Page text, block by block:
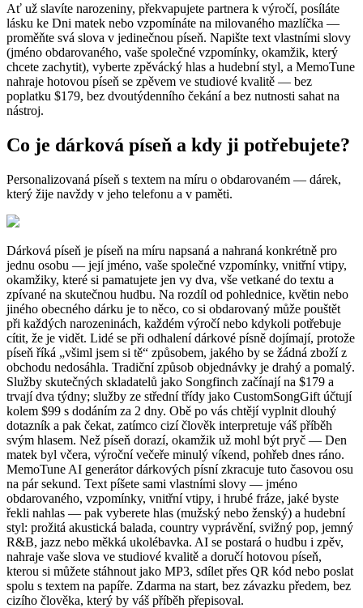
Ať už slavíte narozeniny, překvapujete partnera k výročí, posíláte
lásku ke Dni matek nebo vzpomínáte na milovaného mazlíčka —
proměňte svá slova v jedinečnou píseň. Napište text vlastními slovy
(jméno obdarovaného, vaše společné vzpomínky, okamžik, který
chcete zachytit), vyberte zpěvácký hlas a hudební styl, a MemoTune
nahraje hotovou píseň se zpěvem ve studiové kvalitě — bez
poplatku $179, bez dvoutýdenního čekání a bez nutnosti sahat na
nástroj.
Co je dárková píseň a kdy ji potřebujete?
Personalizovaná píseň s textem na míru o obdarovaném — dárek,
který žije navždy v jeho telefonu a v paměti.
Dárková píseň je píseň na míru napsaná a nahraná konkrétně pro
jednu osobu — její jméno, vaše společné vzpomínky, vnitřní vtipy,
okamžiky, které si pamatujete jen vy dva, vše vetkané do textu a
zpívané na skutečnou hudbu. Na rozdíl od pohlednice, květin nebo
jiného obecného dárku je to něco, co si obdarovaný může pouštět
při každých narozeninách, každém výročí nebo kdykoli potřebuje
cítit, že je vidět. Lidé se při odhalení dárkové písně dojímají, protože
píseň říká „všiml jsem si tě“ způsobem, jakého by se žádná zboží z
obchodu nedosáhla. Tradiční způsob objednávky je drahý a pomalý.
Služby skutečných skladatelů jako Songfinch začínají na $179 a
trvají dva týdny; služby ze střední třídy jako CustomSongGift účtují
kolem $99 s dodáním za 2 dny. Obě po vás chtějí vyplnit dlouhý
dotazník a pak čekat, zatímco cizí člověk interpretuje váš příběh
svým hlasem. Než píseň dorazí, okamžik už mohl být pryč — Den
matek byl včera, výroční večeře minulý víkend, pohřeb dnes ráno.
MemoTune AI generátor dárkových písní zkracuje tuto časovou osu
na pár sekund. Text píšete sami vlastními slovy — jméno
obdarovaného, vzpomínky, vnitřní vtipy, i hrubé fráze, jaké byste
řekli nahlas — pak vyberete hlas (mužský nebo ženský) a hudební
styl: prožitá akustická balada, country vyprávění, svižný pop, jemný
R&B, jazz nebo měkká ukolébavka. AI se postará o hudbu i zpěv,
nahraje vaše slova ve studiové kvalitě a doručí hotovou píseň,
kterou si můžete stáhnout jako MP3, sdílet přes QR kód nebo poslat
spolu s textem na papíře. Zdarma na start, bez závazku předem, bez
cizího člověka, který by váš příběh přepisoval.